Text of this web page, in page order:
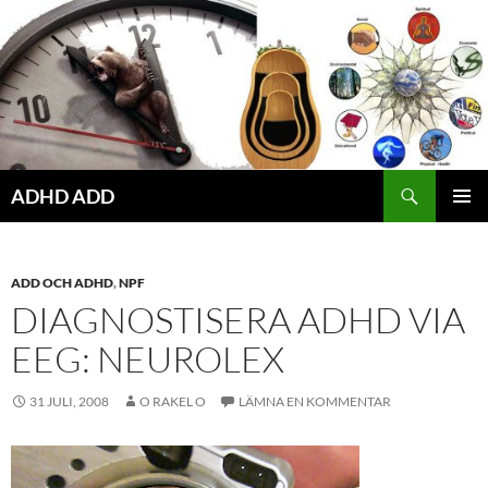
Hoppa
till
innehåll
ADHD ADD
ADD OCH ADHD,NPF
DIAGNOSTISERA ADHD VIA
EEG: NEUROLEX
31 JULI, 2008 O RAKEL O LÄMNA EN KOMMENTAR